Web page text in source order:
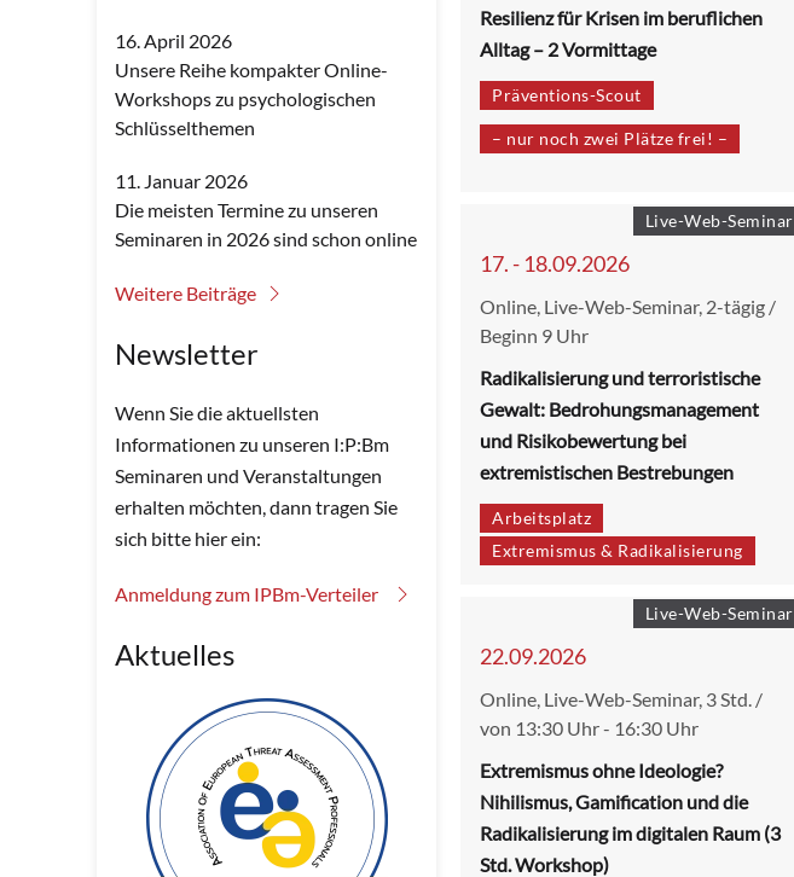
16. April 2026
Unsere Reihe kompakter Online-
Workshops zu psychologischen
Schlüsselthemen
11. Januar 2026
Die meisten Termine zu unseren
Seminaren in 2026 sind schon online
Weitere Beiträge
Newsletter
Wenn Sie die aktuellsten
Informationen zu unseren I:P:Bm
Seminaren und Veranstaltungen
erhalten möchten, dann tragen Sie
sich bitte hier ein:
Anmeldung zum IPBm-Verteiler
Aktuelles
Resilienz für Krisen im beruflichen
Alltag – 2 Vormittage
Präventions-Scout
– nur noch zwei Plätze frei! –
17. - 18.09.2026
Online, Live-Web-Seminar, 2-tägig /
Beginn 9 Uhr
Live-Web-Seminar
Radikalisierung und terroristische
Gewalt: Bedrohungsmanagement
und Risikobewertung bei
extremistischen Bestrebungen
Arbeitsplatz
Extremismus & Radikalisierung
22.09.2026
Online, Live-Web-Seminar, 3 Std. /
von 13:30 Uhr - 16:30 Uhr
Live-Web-Seminar
Extremismus ohne Ideologie?
Nihilismus, Gamification und die
Radikalisierung im digitalen Raum (3
Std. Workshop)